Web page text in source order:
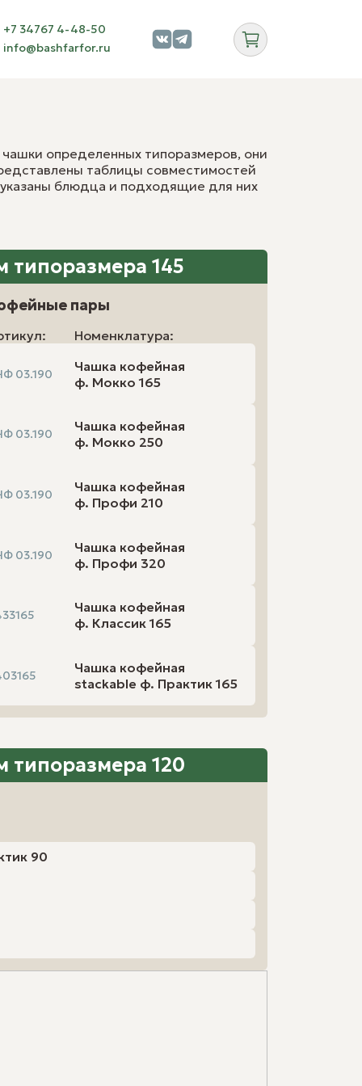
+7 34767 4-48-50
info@bashfarfor.ru
посуда оптом
определенных типоразмеров, они
таблицы совместимостей
блюдца и подходящие для них
145
пары
Номенклатура:
03.190
Чашка кофейная
ф. Мокко 165
03.190
Чашка кофейная
ф. Мокко 250
03.190
Чашка кофейная
ф. Профи 210
03.190
Чашка кофейная
ф. Профи 320
Чашка кофейная
ф. Классик 165
Чашка кофейная
stackable ф. Практик 165
120
90